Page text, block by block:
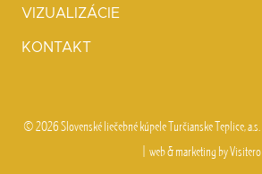
VIZUALIZÁCIE
KONTAKT
©2026Slovenské liečebné kúpele Turčianske Teplice, a.s.
web & marketing byVisitero